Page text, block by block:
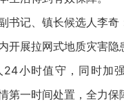
记、镇长候选人李奇
开展拉网式地质灾害隐
24小时值守，同时加
第一时间处置，全力保